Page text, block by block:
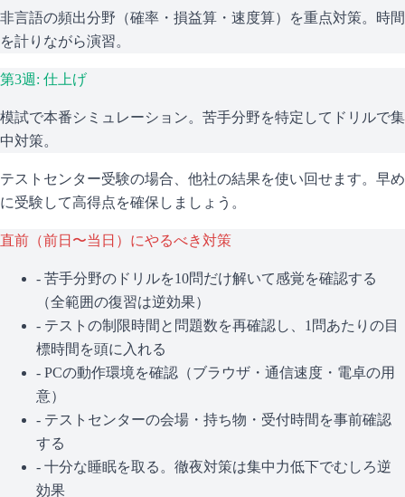
非言語の頻出分野（確率・損益算・速度算）を重点対策。時間
を計りながら演習。
第3週: 仕上げ
模試で本番シミュレーション。苦手分野を特定してドリルで集
中対策。
テストセンター受験の場合、他社の結果を使い回せます。早め
に受験して高得点を確保しましょう。
直前（前日〜当日）にやるべき対策
- 苦手分野のドリルを10問だけ解いて感覚を確認する
（全範囲の復習は逆効果）
- テストの制限時間と問題数を再確認し、1問あたりの目
標時間を頭に入れる
- PCの動作環境を確認（ブラウザ・通信速度・電卓の用
意）
- テストセンターの会場・持ち物・受付時間を事前確認
する
- 十分な睡眠を取る。徹夜対策は集中力低下でむしろ逆
効果